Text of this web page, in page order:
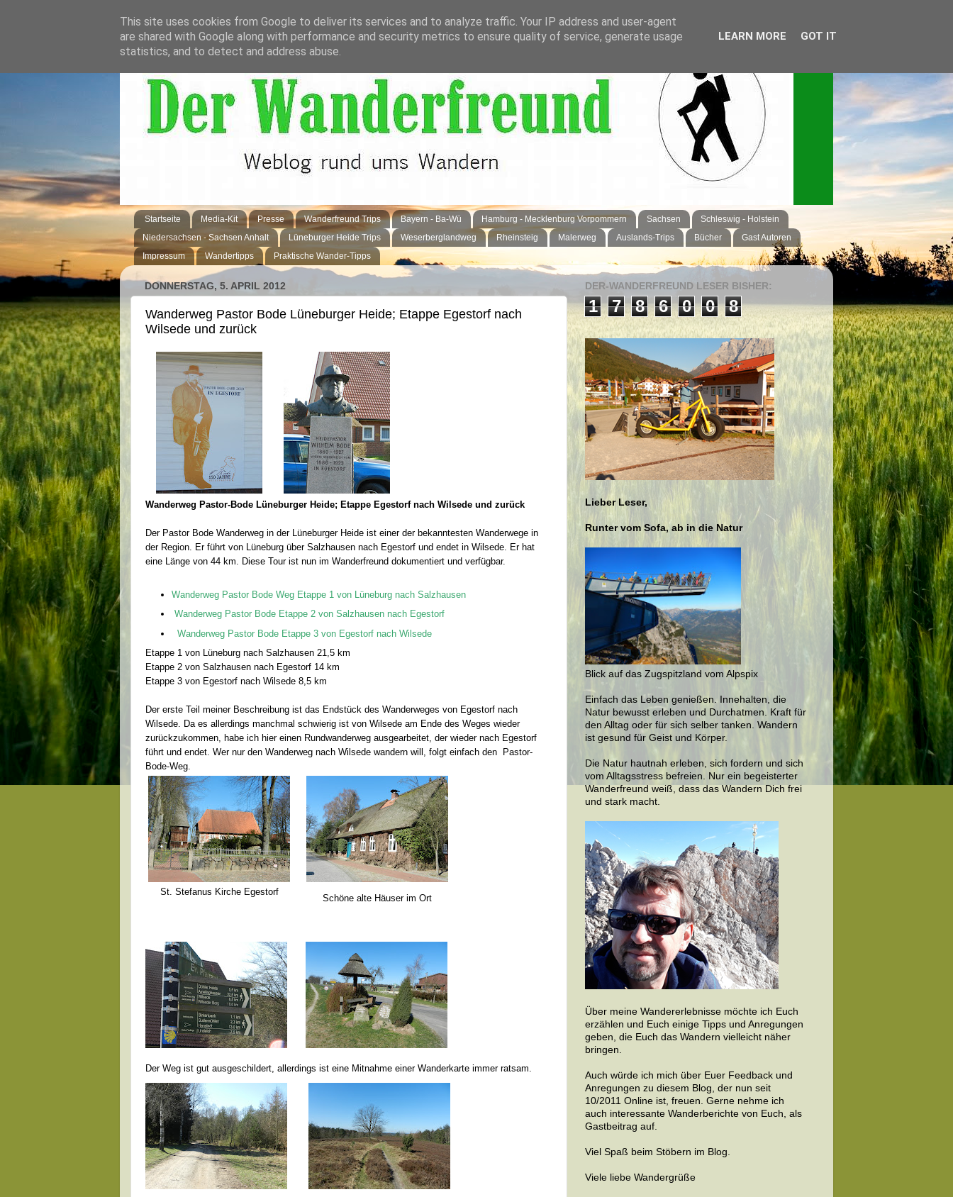
Startseite Media-Kit Presse Wanderfreund Trips Bayern - Ba-Wü Hamburg - Mecklenburg Vorpommern Sachsen
Schleswig - Holstein
Niedersachsen - Sachsen Anhalt
Lüneburger Heide Trips Weserberglandweg Rheinsteig Malerweg Auslands-Trips Bücher
Gast Autoren
Impressum
Wandertipps Praktische Wander-Tipps
DONNERSTAG, 5. APRIL 2012
Wanderweg Pastor Bode Lüneburger Heide; Etappe Egestorf nach
Wilsede und zurück
Wanderweg Pastor-Bode Lüneburger Heide; Etappe Egestorf nach Wilsede und zurück
Der Pastor Bode Wanderweg in der Lüneburger Heide ist einer der bekanntesten Wanderwege in
der Region. Er führt von Lüneburg über Salzhausen nach Egestorf und endet in Wilsede. Er hat
eine Länge von 44 km. Diese Tour ist nun im Wanderfreund dokumentiert und verfügbar.
Wanderweg Pastor Bode Weg Etappe 1 von Lüneburg nach Salzhausen
Wanderweg Pastor Bode Etappe 2 von Salzhausen nach Egestorf
Wanderweg Pastor Bode Etappe 3 von Egestorf nach Wilsede
Etappe 1 von Lüneburg nach Salzhausen 21,5 km
Etappe 2 von Salzhausen nach Egestorf 14 km
Etappe 3 von Egestorf nach Wilsede 8,5 km
Der erste Teil meiner Beschreibung ist das Endstück des Wanderweges von Egestorf nach
Wilsede. Da es allerdings manchmal schwierig ist von Wilsede am Ende des Weges wieder
zurückzukommen, habe ich hier einen Rundwanderweg ausgearbeitet, der wieder nach Egestorf
führt und endet. Wer nur den Wanderweg nach Wilsede wandern will, folgt einfach den Pastor-
Bode-Weg.
St. Stefanus Kirche Egestorf
Schöne alte Häuser im Ort
Der Weg ist gut ausgeschildert, allerdings ist eine Mitnahme einer Wanderkarte immer ratsam.
DER-WANDERFREUND LESER BISHER:
1 7 8 6 0 0 8
Lieber Leser,
Runter vom Sofa, ab in die Natur
Blick auf das Zugspitzland vom Alpspix
Einfach das Leben genießen. Innehalten, die
Natur bewusst erleben und Durchatmen. Kraft für
den Alltag oder für sich selber tanken. Wandern
ist gesund für Geist und Körper.
Die Natur hautnah erleben, sich fordern und sich
vom Alltagsstress befreien. Nur ein begeisterter
Wanderfreund weiß, dass das Wandern Dich frei
und stark macht.
Über meine Wandererlebnisse möchte ich Euch
erzählen und Euch einige Tipps und Anregungen
geben, die Euch das Wandern vielleicht näher
bringen.
Auch würde ich mich über Euer Feedback und
Anregungen zu diesem Blog, der nun seit
10/2011 Online ist, freuen. Gerne nehme ich
auch interessante Wanderberichte von Euch, als
Gastbeitrag auf.
Viel Spaß beim Stöbern im Blog.
Viele liebe Wandergrüße
This site uses cookies from Google to deliver its services and to analyze traffic. Your IP address and user-agent
are shared with Google along with performance and security metrics to ensure quality of service, generate usage
statistics, and to detect and address abuse.
LEARN MORE GOT IT